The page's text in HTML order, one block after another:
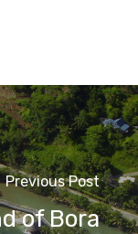
Previous Post
of Bora